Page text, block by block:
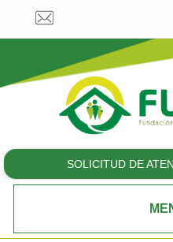
SOLICITUD DE